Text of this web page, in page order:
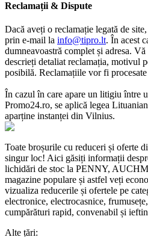
Reclamații & Dispute
Dacă aveți o reclamație legată de
prin e-mail la info@tipro.lt. În acest
dumneavoastră complet și adresa. Vă
descrieți detaliat reclamația, motivul
posibilă. Reclamațiile vor fi
În cazul în care apare un litigiu între
Promo24.ro, se aplică legea
aparține instanței din Vilnius.
Toate broșurile cu reduceri și oferte
singur loc! Aici găsiți informații
lichidări de stoc la PENNY,
magazine populare și astfel veți
vizualiza reducerile și ofertele pe
electronice, electrocasnice,
cumpărături rapid, convenabil și
Alte țări: